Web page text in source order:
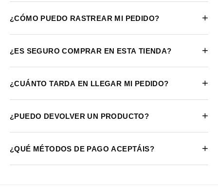
¿CÓMO PUEDO RASTREAR MI PEDIDO? +
¿ES SEGURO COMPRAR EN ESTA TIENDA? +
¿CUÁNTO TARDA EN LLEGAR MI PEDIDO? +
¿PUEDO DEVOLVER UN PRODUCTO? +
¿QUÉ MÉTODOS DE PAGO ACEPTÁIS? +